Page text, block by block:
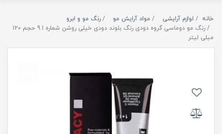
خانه لوازم آرایشی مواد آرایش مو
رنگ مو و ابرو
رنگ مو دوماسی گروه دودی رنگ بلوند دودی خیلی روشن شماره 9.1 حجم 120
میلی لیتر